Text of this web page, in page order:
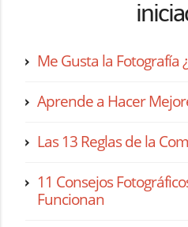
Me Gusta la Fotografía
Aprende a Hacer
Las 13 Reglas de la
11 Consejos
Funcionan